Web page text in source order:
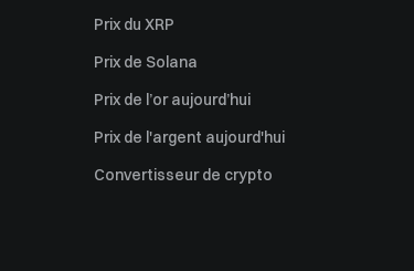
Prix du XRP
Prix de Solana
Prix de l’or aujourd’hui
Prix de l'argent aujourd'hui
Convertisseur de crypto